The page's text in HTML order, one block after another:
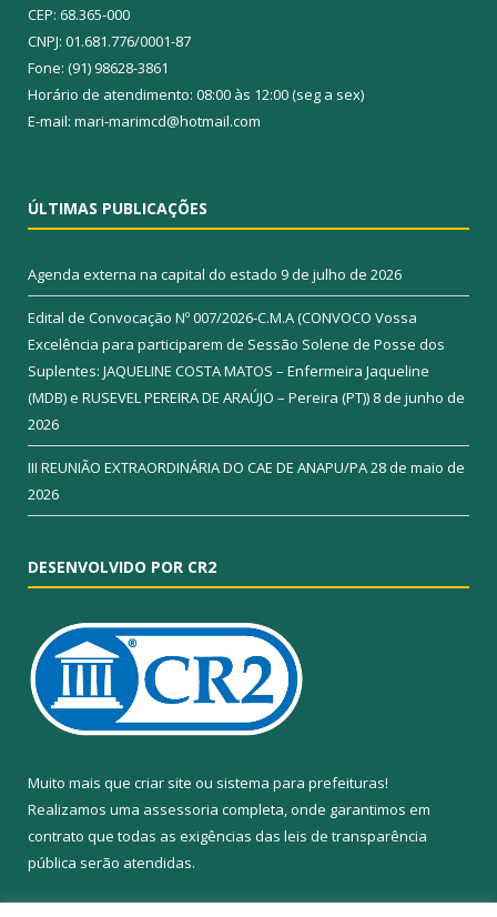
CEP: 68.365-000
CNPJ: 01.681.776/0001-87
Fone: (91) 98628-3861
Horário de atendimento: 08:00 às 12:00 (seg a sex)
E-mail: mari-marimcd@hotmail.com
ÚLTIMAS PUBLICAÇÕES
Agenda externa na capital do estado 9 de julho de 2026
Edital de Convocação Nº 007/2026-C.M.A (CONVOCO Vossa
Excelência para participarem de Sessão Solene de Posse dos
Suplentes: JAQUELINE COSTA MATOS – Enfermeira Jaqueline
(MDB) e RUSEVEL PEREIRA DE ARAÚJO – Pereira (PT)) 8 de junho de
2026
III REUNIÃO EXTRAORDINÁRIA DO CAE DE ANAPU/PA28 de maio de
2026
DESENVOLVIDO POR CR2
Muito mais que criar site ou sistema para prefeituras!
Realizamos uma assessoria completa, onde garantimos em
contrato que todas as exigências das leis de transparência
pública serão atendidas.